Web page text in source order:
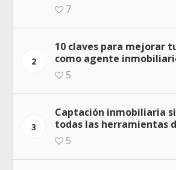
7
2
10 claves para mejorar
como agente
5
3
Captación inmobiliaria
todas las herramientas
5